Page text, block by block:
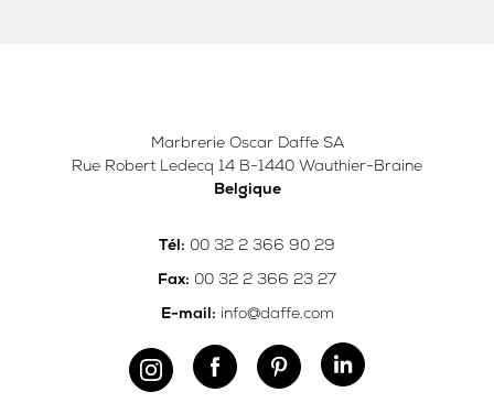
Marbrerie Oscar Daffe SA
Rue Robert Ledecq 14 B-1440 Wauthier-Braine
Belgique
Tél: 00 32 2 366 90 29
Fax: 00 32 2 366 23 27
E-mail: info@daffe.com